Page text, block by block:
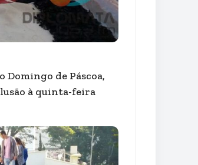
de Páscoa,
à quinta-feira